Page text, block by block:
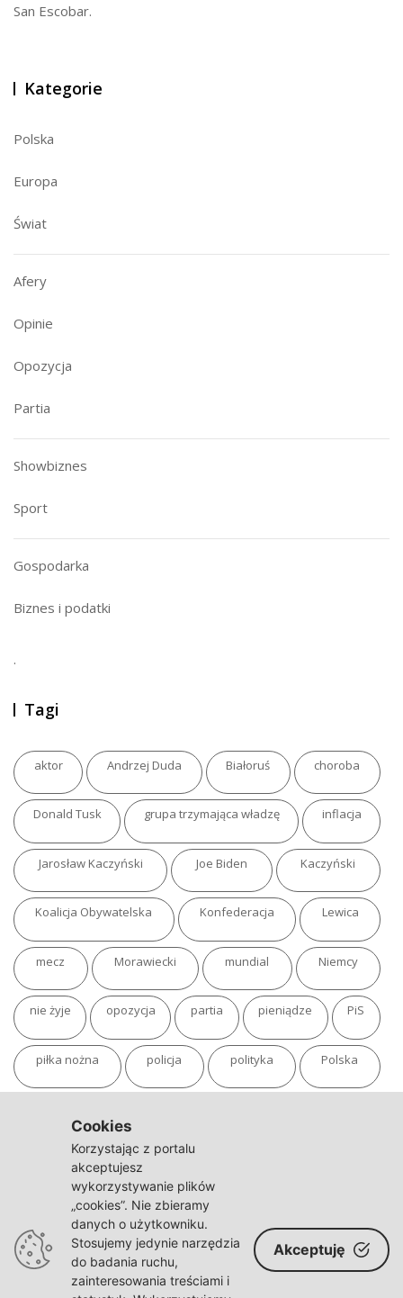
San Escobar.
Kategorie
Polska
Europa
Świat
Afery
Opinie
Opozycja
Partia
Showbiznes
Sport
Gospodarka
Biznes i podatki
.
Tagi
aktor Andrzej Duda Białoruś choroba
Donald Tusk grupa trzymająca władzę inflacja
Jarosław Kaczyński Joe Biden Kaczyński
Koalicja Obywatelska Konfederacja Lewica
mecz Morawiecki mundial Niemcy
nie żyje opozycja partia pieniądze PiS
piłka nożna policja polityka Polska
sąd TVN
Warszawa wojna
wybory wypadek Władimir Putin zdrowie
Cookies
Korzystając z portalu
akceptujesz
wykorzystywanie plików
„cookies”. Nie zbieramy
danych o użytkowniku.
Stosujemy jedynie narzędzia
do badania ruchu,
zainteresowania treściami i
Akceptuję